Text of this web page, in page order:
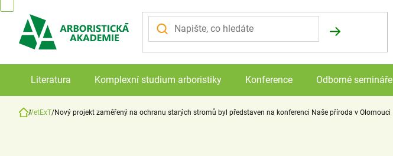
obsah
Literatura Komplexní studium arboristiky Konference Odborné semináře
DomůVetExT Nový projekt zaměřený na ochranu starých stromů byl představen na konferenci Naše příroda v Olomouci